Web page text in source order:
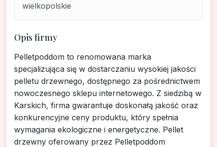
wielkopolskie
Opis firmy
Pelletpoddom to renomowana marka
specjalizująca się w dostarczaniu wysokiej jakości
pelletu drzewnego, dostępnego za pośrednictwem
nowoczesnego sklepu internetowego. Z siedzibą w
Karskich, firma gwarantuje doskonałą jakość oraz
konkurencyjne ceny produktu, który spełnia
wymagania ekologiczne i energetyczne. Pellet
drzewny oferowany przez Pelletpoddom